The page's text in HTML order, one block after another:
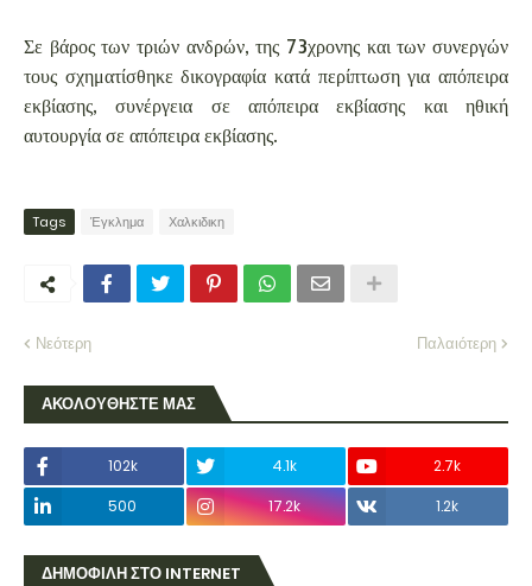
Σε βάρος των τριών ανδρών, της 73χρονης και των συνεργών
τους σχηματίσθηκε δικογραφία κατά περίπτωση για απόπειρα
εκβίασης, συνέργεια σε απόπειρα εκβίασης και ηθική
αυτουργία σε απόπειρα εκβίασης.
Tags Έγκλημα Χαλκιδικη
Νεότερη Παλαιότερη
ΑΚΟΛΟΥΘΗΣΤΕ ΜΑΣ
102k 4.1k
2.7k
500
17.2k 1.2k
ΔΗΜΟΦΙΛΗ ΣΤΟ INTERNET